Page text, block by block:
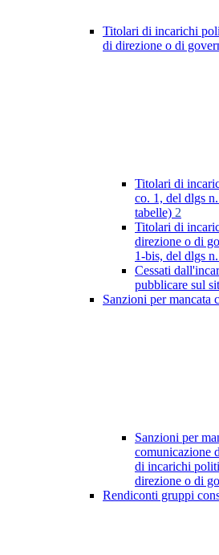
Titolari di incarichi
di direzione o di
Titolari di
co. 1, del dlgs
tabelle) 2
Titolari di
direzione o di
1-bis, del dlgs
Cessati
pubblicare sul
Sanzioni per mancata
Sanzioni per
comunicazione
di incarichi
direzione o di
Rendiconti gruppi